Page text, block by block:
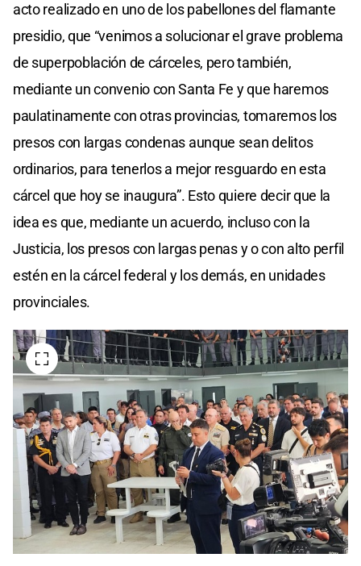
acto realizado en uno de los pabellones del flamante
presidio, que “venimos a solucionar el grave problema
de superpoblación de cárceles, pero también,
mediante un convenio con Santa Fe y que haremos
paulatinamente con otras provincias, tomaremos los
presos con largas condenas aunque sean delitos
ordinarios, para tenerlos a mejor resguardo en esta
cárcel que hoy se inaugura”. Esto quiere decir que la
idea es que, mediante un acuerdo, incluso con la
Justicia, los presos con largas penas y o con alto perfil
estén en la cárcel federal y los demás, en unidades
provinciales.